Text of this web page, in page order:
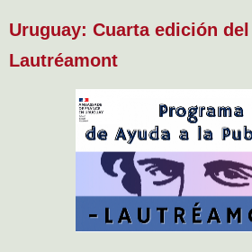
Uruguay: Cuarta edición
Lautréamont